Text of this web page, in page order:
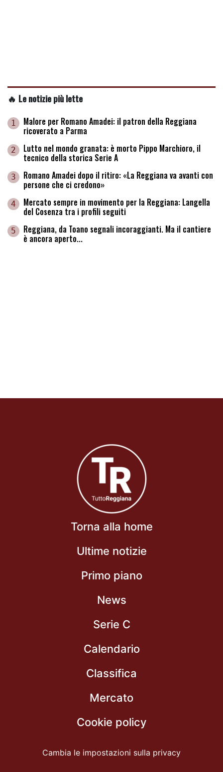
🔥 Le notizie più lette
1 Malore per Romano Amadei: il patron della Reggiana
ricoverato a Parma
2 Lutto nel mondo granata: è morto Pippo Marchioro, il
tecnico della storica Serie A
3 Romano Amadei dopo il ritiro: «La Reggiana va avanti con
persone che ci credono»
4 Mercato sempre in movimento per la Reggiana: Langella
del Cosenza tra i profili seguiti
5 Reggiana, da Toano segnali incoraggianti. Ma il cantiere
è ancora aperto...
Torna alla home
Ultime notizie
Primo piano
News
Serie C
Calendario
Classifica
Mercato
Cookie policy
Cambia le impostazioni sulla privacy